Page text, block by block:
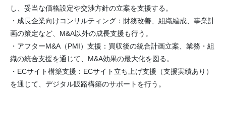
し、妥当な価格設定や交渉方針の立案を支援する。
・成長企業向けコンサルティング：財務改善、組織編成、事業計
画の策定など、M&A以外の成長支援も行う。
・アフターM&A（PMI）支援：買収後の統合計画立案、業務・組
織の統合支援を通じて、M&A効果の最大化を図る。
・ECサイト構築支援：ECサイト立ち上げ支援（支援実績あり）
を通じて、デジタル販路構築のサポートを行う。